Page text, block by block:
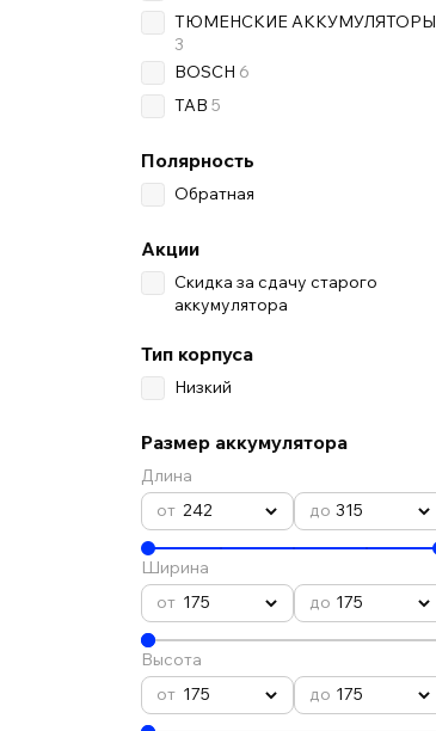
ТЮМЕНСКИЕ АККУМУЛЯТОРЫ
3
BOSCH 6
TAB 5
Полярность
Обратная
Акции
Скидка за сдачу старого
аккумулятора
Тип корпуса
Низкий
Размер аккумулятора
Длина
242
315
Ширина
175
175
Высота
175
175